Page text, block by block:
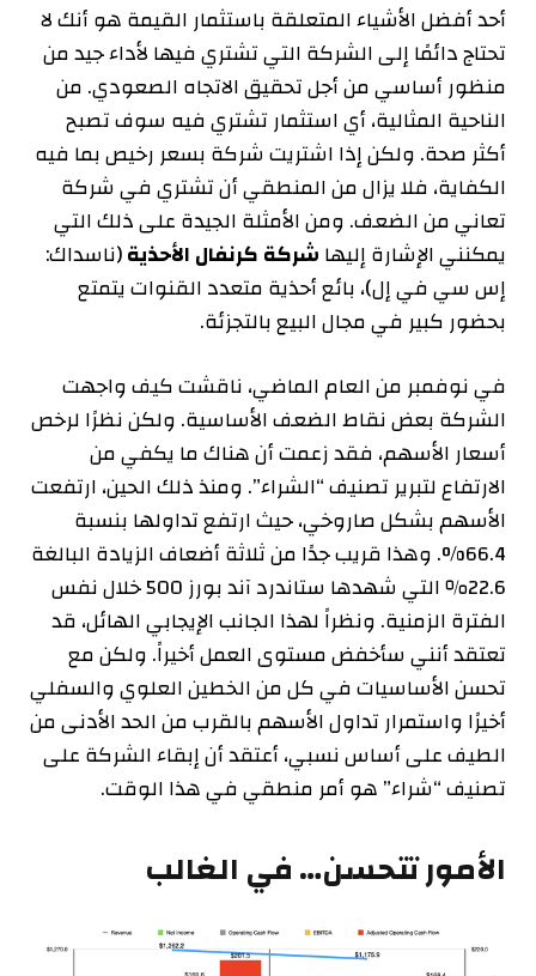
أحد أفضل الأشياء المتعلقة باستثمار القيمة هو أنك لا
تحتاج دائمًا إلى الشركة التي تشتري فيها لأداء جيد من
منظور أساسي من أجل تحقيق الاتجاه الصعودي. من
الناحية المثالية، أي استثمار تشتري فيه سوف تصبح
أكثر صحة. ولكن إذا اشتريت شركة بسعر رخيص بما فيه
الكفاية، فلا يزال من المنطقي أن تشتري في شركة
تعاني من الضعف. ومن الأمثلة الجيدة على ذلك التي
يمكنني الإشارة إليهاشركة كرنفال الأحذية(ناسداك:
إس سي في إل)، بائع أحذية متعدد القنوات يتمتع
بحضور كبير في مجال البيع بالتجزئة.
في نوفمبر من العام الماضي، ناقشت كيف واجهت
الشركة بعض نقاط الضعف الأساسية. ولكن نظرًا لرخص
أسعار الأسهم، فقد زعمت أن هناك ما يكفي من
الارتفاع لتبرير تصنيف “الشراء”. ومنذ ذلك الحين، ارتفعت
الأسهم بشكل صاروخي، حيث ارتفع تداولها بنسبة
66.4%. وهذا قريب جدًا من ثلاثة أضعاف الزيادة البالغة
22.6٪ التي شهدها
ستاندرد آند بورز 500 خلال نفس
الفترة الزمنية. ونظراً لهذا الجانب الإيجابي الهائل، قد
تعتقد أنني سأخفض مستوى العمل أخيراً. ولكن مع
تحسن الأساسيات في كل من الخطين العلوي والسفلي
أخيرًا واستمرار تداول الأسهم بالقرب من الحد الأدنى من
الطيف على أساس نسبي، أعتقد أن إبقاء الشركة على
تصنيف “شراء” هو أمر منطقي في هذا الوقت.
الأمور تتحسن… في الغالب